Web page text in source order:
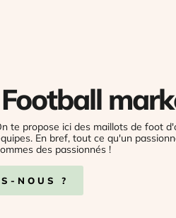
te propose ici des maillots de foot
En bref, tout ce qu'un
des passionnés !
NOUS ?